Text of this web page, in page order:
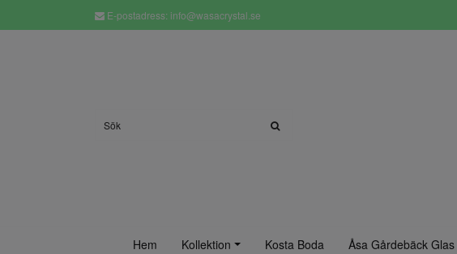
E-postadress: info@wasacrystal.se
Hem Kollektion Kosta Boda Åsa Gårdebäck Glas